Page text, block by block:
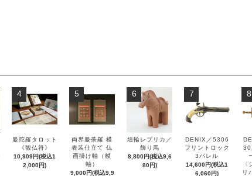
4
曼陀羅タロット
《観仏符》
10,909円(税込1
2,000円)
5
両界曼荼羅 模
表装仕立て 仏
画掛け軸（模
軸）
9,000円(税込9,9
6
埴輪レプリカ／
飾り馬
8,800円(税込9,6
80円)
7
DENIX／5306
フリントロック
3バレル
14,600円(税込1
6,060円)
8
30
〈
リ